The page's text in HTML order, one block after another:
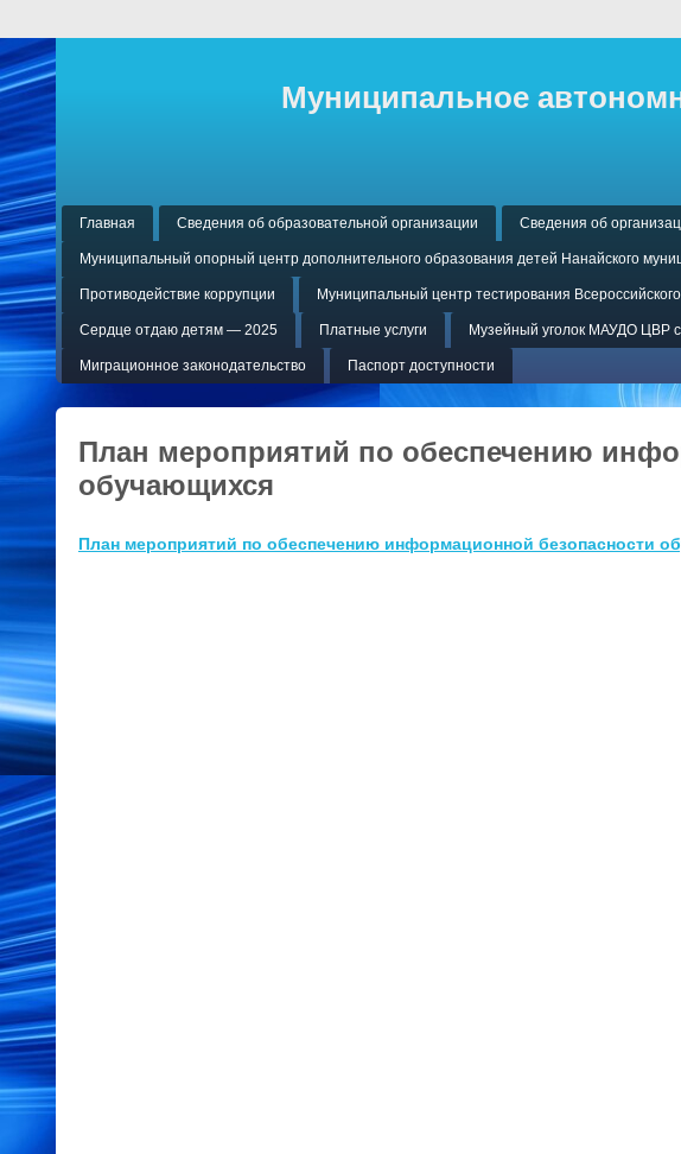
Муниципальное
Главная Сведения об образовательной организации Сведения об
Муниципальный опорный центр дополнительного образования детей Нанайского
Противодействие коррупции Муниципальный центр тестирования
Сердце отдаю детям — 2025 Платные услуги Музейный уголок МАУДО ЦВР
Миграционное законодательство Паспорт доступности
План мероприятий по обеспечению
обучающихся
План мероприятий по обеспечению информационной безопасности